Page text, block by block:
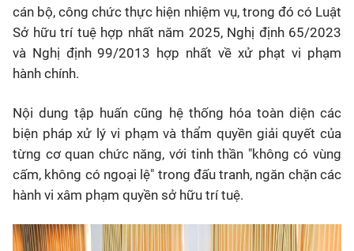
cán bộ, công chức thực hiện nhiệm vụ, trong đó có Luật
Sở hữu trí tuệ hợp nhất năm 2025, Nghị định 65/2023
và Nghị định 99/2013 hợp nhất về xử phạt vi phạm
hành chính.
Nội dung tập huấn cũng hệ thống hóa toàn diện các
biện pháp xử lý vi phạm và thẩm quyền giải quyết của
từng cơ quan chức năng, với tinh thần "không có vùng
cấm, không có ngoại lệ" trong đấu tranh, ngăn chặn các
hành vi xâm phạm quyền sở hữu trí tuệ.